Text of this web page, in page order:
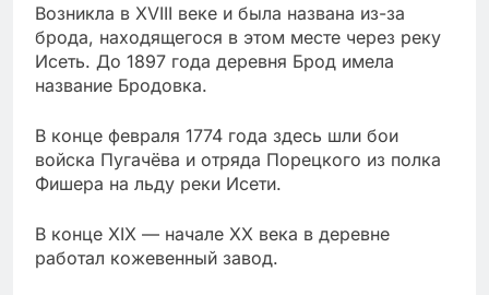
Возникла в XVIII веке и была названа из-за
брода, находящегося в этом месте через реку
Исеть. До 1897 года деревня Брод имела
название Бродовка.
В конце февраля 1774 года здесь шли бои
войска Пугачёва и отряда Порецкого из полка
Фишера на льду реки Исети.
В конце XIX — начале XX века в деревне
работал кожевенный завод.